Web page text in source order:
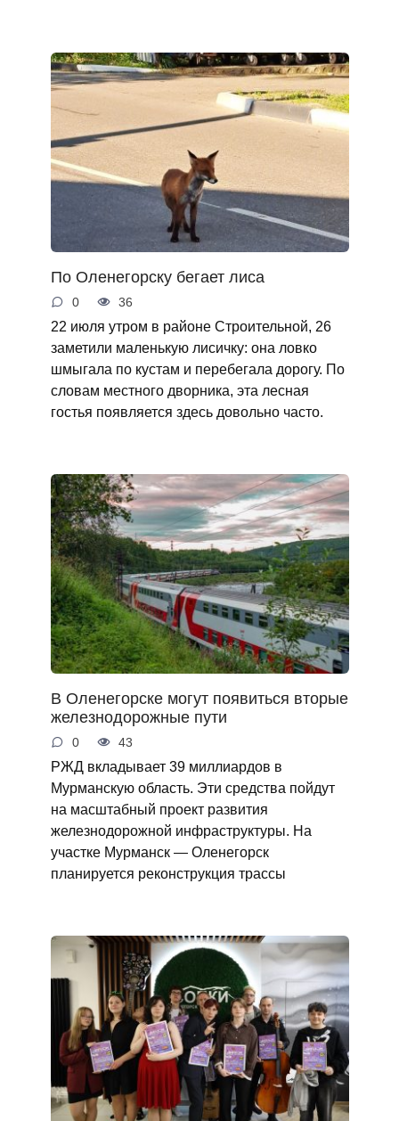
По Оленегорску бегает лиса
0 36
22 июля утром в районе Строительной, 26
заметили маленькую лисичку: она ловко
шмыгала по кустам и перебегала дорогу. По
словам местного дворника, эта лесная
гостья появляется здесь довольно часто.
В Оленегорске могут появиться вторые
железнодорожные пути
0 43
РЖД вкладывает 39 миллиардов в
Мурманскую область. Эти средства пойдут
на масштабный проект развития
железнодорожной инфраструктуры. На
участке Мурманск — Оленегорск
планируется реконструкция трассы